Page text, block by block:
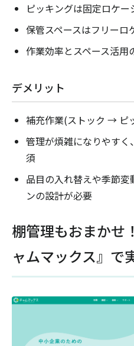
ピッキングは固定ロケ
保管スペースはフリー
作業効率とスペース活用
デメリット
補充作業(ストック → ピ
管理が煩雑になりやす
須
品目の入れ替えや季節
ンの設計が必要
棚管理もおまかせ
ャムマックス』で